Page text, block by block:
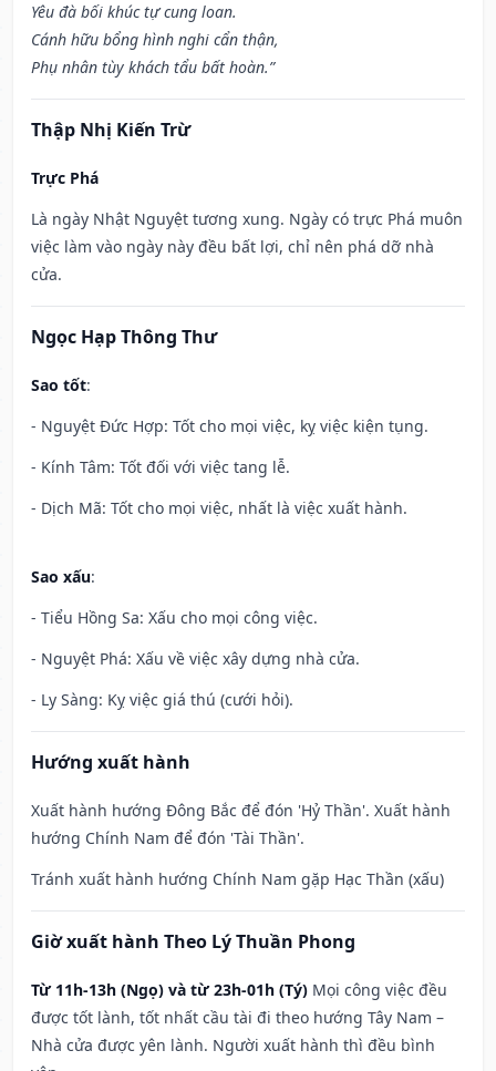
Yêu đà bối khúc tự cung loan.
Cánh hữu bổng hình nghi cẩn thận,
Phụ nhân tùy khách tẩu bất hoàn.”
Thập Nhị Kiến Trừ
Trực Phá
Là ngày Nhật Nguyệt tương xung. Ngày có trực Phá muôn
việc làm vào ngày này đều bất lợi, chỉ nên phá dỡ nhà
cửa.
Ngọc Hạp Thông Thư
Sao tốt:
- Nguyệt Đức Hợp: Tốt cho mọi việc, kỵ việc kiện tụng.
- Kính Tâm: Tốt đối với việc tang lễ.
- Dịch Mã: Tốt cho mọi việc, nhất là việc xuất hành.
Sao xấu:
- Tiểu Hồng Sa: Xấu cho mọi công việc.
- Nguyệt Phá: Xấu về việc xây dựng nhà cửa.
- Ly Sàng: Kỵ việc giá thú (cưới hỏi).
Hướng xuất hành
Xuất hành hướng Đông Bắc để đón 'Hỷ Thần'. Xuất hành
hướng Chính Nam để đón 'Tài Thần'.
Tránh xuất hành hướng Chính Nam gặp Hạc Thần (xấu)
Giờ xuất hành Theo Lý Thuần Phong
Từ 11h-13h (Ngọ) và từ 23h-01h (Tý) Mọi công việc đều
được tốt lành, tốt nhất cầu tài đi theo hướng Tây Nam –
Nhà cửa được yên lành. Người xuất hành thì đều bình